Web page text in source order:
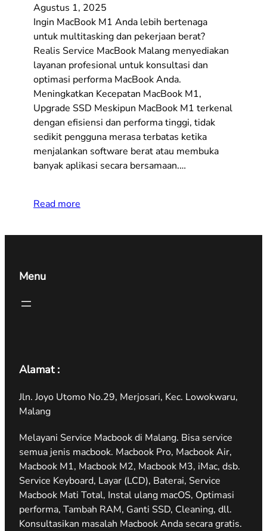
Agustus 1, 2025
Ingin MacBook M1 Anda lebih bertenaga
untuk multitasking dan pekerjaan berat?
Realis Service MacBook Malang menyediakan
layanan profesional untuk konsultasi dan
optimasi performa MacBook Anda.
Meningkatkan Kecepatan MacBook M1,
Upgrade SSD Meskipun MacBook M1 terkenal
dengan efisiensi dan performa tinggi, tidak
sedikit pengguna merasa terbatas ketika
menjalankan software berat atau membuka
banyak aplikasi secara bersamaan.…
Read more
Menu
Alamat :
Jln. Joyo Utomo No.29, Merjosari, Kec. Lowokwaru,
Malang
Melayani Service Macbook di Malang. Bisa service
semua jenis macbook. Macbook Pro, Macbook Air,
Macbook M1, Macbook M2, Macbook M3, iMac, dsb.
Service Keyboard, Layar (LCD), Baterai, Service
Macbook Mati Total, Instal ulang macOS, Optimasi
performa, Tambah RAM, Ganti SSD, Cleaning, dll.
Konsultasikan masalah Macbook Anda secara gratis.